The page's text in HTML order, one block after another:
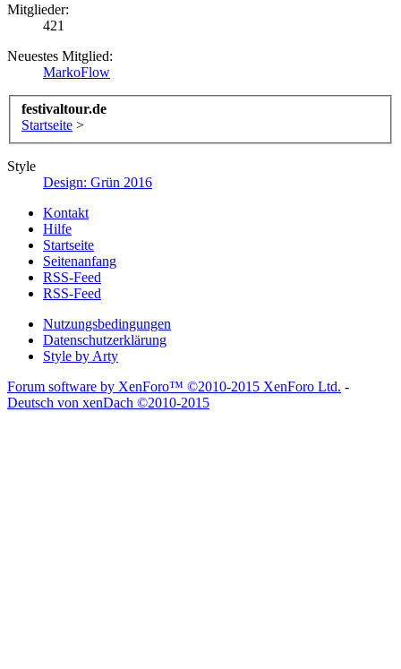
Mitglieder:
421
Neuestes Mitglied:
MarkoFlow
festivaltour.de
Startseite >
Style
Design: Grün 2016
Kontakt
Hilfe
Startseite
Seitenanfang
RSS-Feed
RSS-Feed
Nutzungsbedingungen
Datenschutzerklärung
Style by Arty
Forum software by XenForo™ ©2010-2015 XenForo Ltd. -
Deutsch von xenDach ©2010-2015